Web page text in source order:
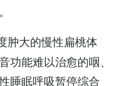
肿大的慢性扁桃体
功能难以治愈的咽、
睡眠呼吸暂停综合